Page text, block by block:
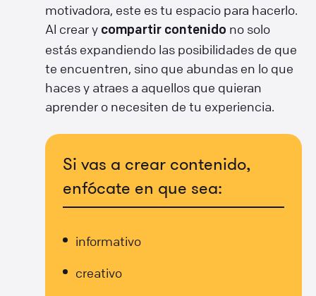
motivadora, este es tu espacio para hacerlo.
Al crear y compartir contenido no solo
estás expandiendo las posibilidades de que
te encuentren, sino que abundas en lo que
haces y atraes a aquellos que quieran
aprender o necesiten de tu experiencia.
Si vas a crear contenido,
enfócate en que sea:
informativo
creativo